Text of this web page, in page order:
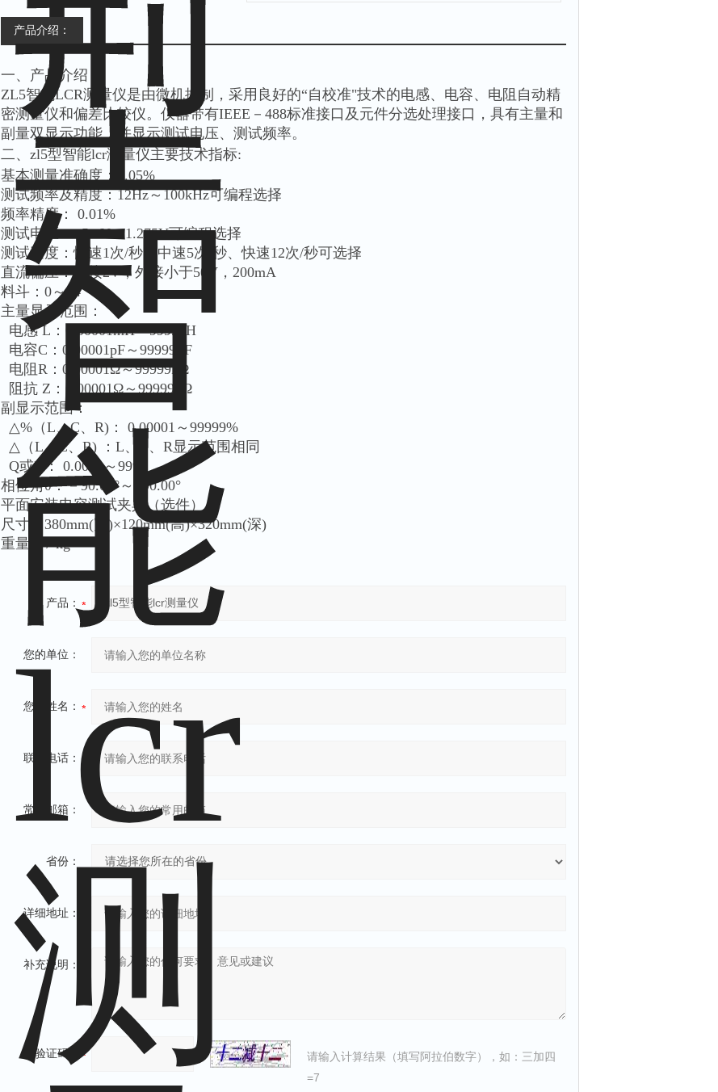
产品介绍：
一、产品介绍：
ZL5智能LCR测量仪是由微机控制，采用良好的“自校准"技术的电感、电容、电阻自动精
密测量仪和偏差比较仪。仪器带有IEEE－488标准接口及元件分选处理接口，具有主量和
副量双显示功能，并显示测试电压、测试频率。
二、zl5型智能lcr测量仪主要技术指标:
基本测量准确度：0.05%
测试频率及精度：12Hz～100kHz可编程选择
频率精度： 0.01%
测试电压： 5mV～1.275V可编程选择
测试速度：慢速1次/秒、中速5次/秒、快速12次/秒可选择
直流偏压：内接2V，外接小于50V，200mA
料斗：0～14
主量显示范围：
电感 L：0.00001mH～99999H
电容C：0.00001pF～99999μF
电阻R：0.00001Ω～99999kΩ
阻抗 Z：0.00001Ω～99999kΩ
副显示范围：
△%（L、C、R)： 0.00001～99999%
△（L、C、R) ：L、C、R显示范围相同
Q或D： 0.0001～9999
相位角θ：－90.00°～+90.00°
平面安装电容测试夹具（选件）
尺寸：380mm(宽)×120mm(高)×320mm(深)
重量：7 kg
产品：
您的单位：
您的姓名：
联系电话：
常用邮箱：
省份：
详细地址：
补充说明：
验证码：
请输入计算结果（填写阿拉伯数字），如：三加四
=7